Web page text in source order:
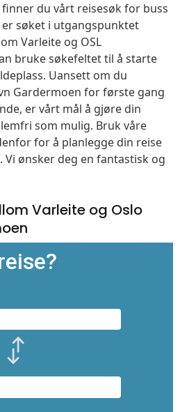
du vårt reisesøk for buss
søket i utgangspunktet
Varleite og OSL
bruke søkefeltet til å starte
Uansett om du
Gardermoen for første gang
er vårt mål å gjøre din
som mulig. Bruk våre
for å planlegge din reise
ønsker deg en fantastisk og
Varleite og Oslo